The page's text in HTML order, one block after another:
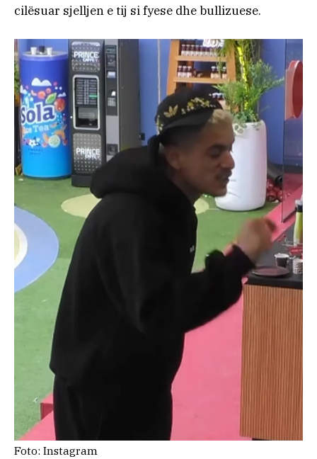
cilësuar sjelljen e tij si fyese dhe bullizuese.
Foto: Instagram